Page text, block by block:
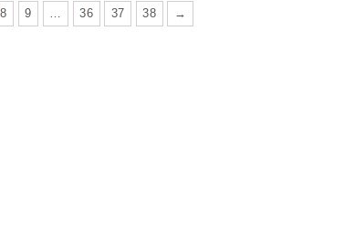
8 9 … 36 37 38 →